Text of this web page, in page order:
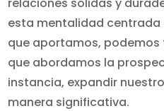
esta mentalidad centrada
que aportamos,
que abordamos la
instancia, expandir
manera significativa.